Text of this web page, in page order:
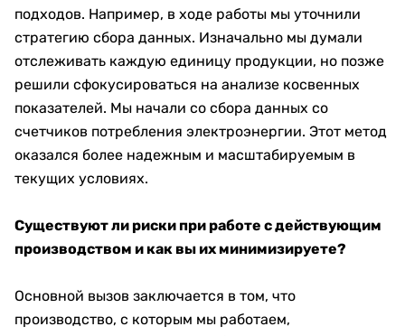
подходов. Например, в ходе работы мы уточнили
стратегию сбора данных. Изначально мы думали
отслеживать каждую единицу продукции, но позже
решили сфокусироваться на анализе косвенных
показателей. Мы начали со сбора данных со
счетчиков потребления электроэнергии. Этот метод
оказался более надежным и масштабируемым в
текущих условиях.
Существуют ли риски при работе с действующим
производством и как вы их минимизируете?
Основной вызов заключается в том, что
производство, с которым мы работаем,